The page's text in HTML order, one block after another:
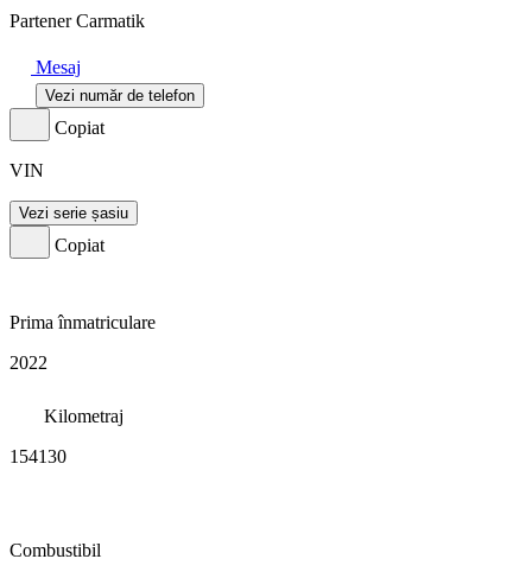
Partener Carmatik
Mesaj
Vezi număr de telefon
Copiat
VIN
Vezi serie șasiu
Copiat
Prima înmatriculare
2022
Kilometraj
154130
Combustibil